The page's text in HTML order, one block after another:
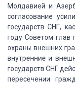
Молдавией и
согласование
государств СНГ,
году Советом глав
охраны внешних
внутренние и
государств СНГ
пересечении